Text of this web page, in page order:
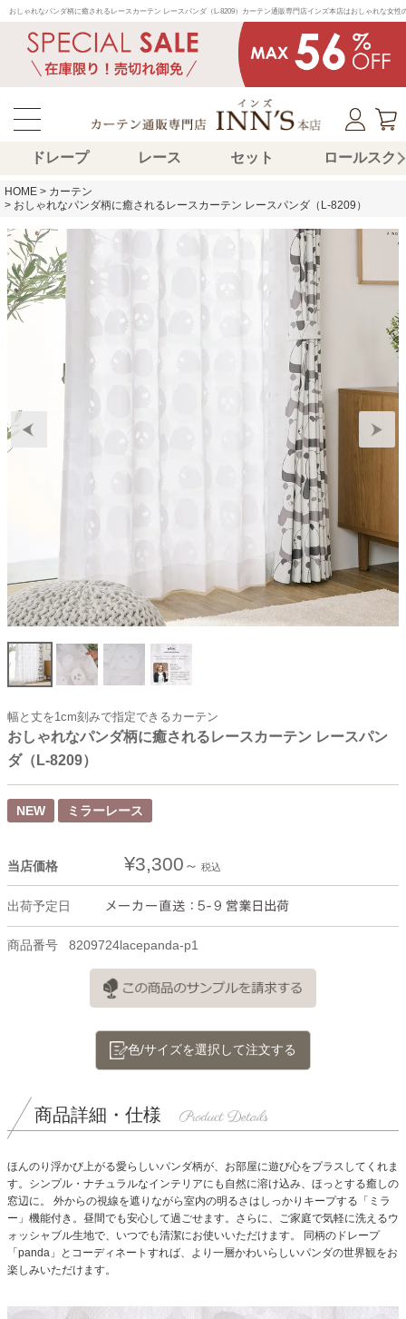
おしゃれなパンダ柄に癒されるレースカーテン レースパンダ（L-8209）カーテン通販専門店インズ本店はおしゃれな女
ドレープ レース セット ロールスク
HOME
カーテン
おしゃれなパンダ柄に癒されるレースカーテン レースパンダ（L-8209）
幅と丈を1cm刻みで指定できるカーテン
おしゃれなパンダ柄に癒されるレースカーテン レースパン
ダ（L-8209）
NEW ミラーレース
当店価格 ¥3,300 税込
出荷予定日
商品番号 8209724lacepanda-p1
色/サイズを選択して注文する
商品詳細・仕様
ほんのり浮かび上がる愛らしいパンダ柄が、お部屋に遊び心をプラスしてくれま
す。 シンプル・ナチュラルなインテリアにも自然に溶け込み、ほっとする癒しの
窓辺に。
外からの視線を遮りながら室内の明るさはしっかりキープする「ミラ
ー」機能付き。昼間でも安心して過ごせます。 さらに、ご家庭で気軽に洗えるウ
ォッシャブル生地で、いつでも清潔にお使いいただけます。
同柄のドレープ
「panda」
とコーディネートすれば、より一層かわいらしいパンダの世界観をお
楽しみいただけます。